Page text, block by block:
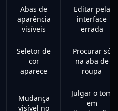
Abas de
aparência
visíveis
Editar pela
interface
errada
Seletor de
cor
aparece
Procurar só
na aba de
roupa
Mudança
visível no
Julgar o tom
em